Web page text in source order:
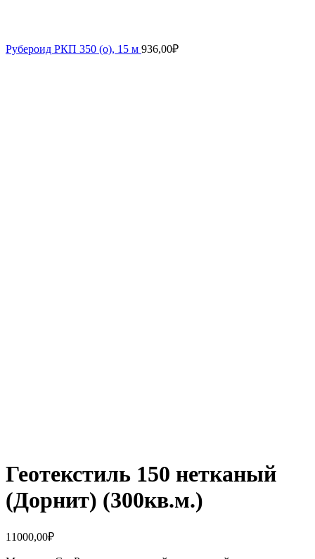
Рубероид РКП 350 (о), 15 м 936,00₽
Геотекстиль 150 нетканый
(Дорнит) (300кв.м.)
11000,00₽